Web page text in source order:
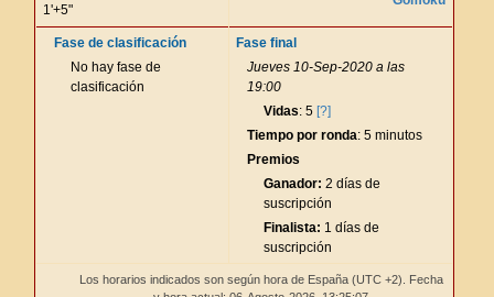
1'+5"
Fase de clasificación
No hay fase de
clasificación
Fase final
Jueves 10-Sep-2020 a las
19:00
Vidas: 5 [?]
Tiempo por ronda: 5 minutos
Premios
Ganador: 2 días de
suscripción
Finalista: 1 días de
suscripción
Los horarios indicados son según hora de España (UTC +2). Fecha